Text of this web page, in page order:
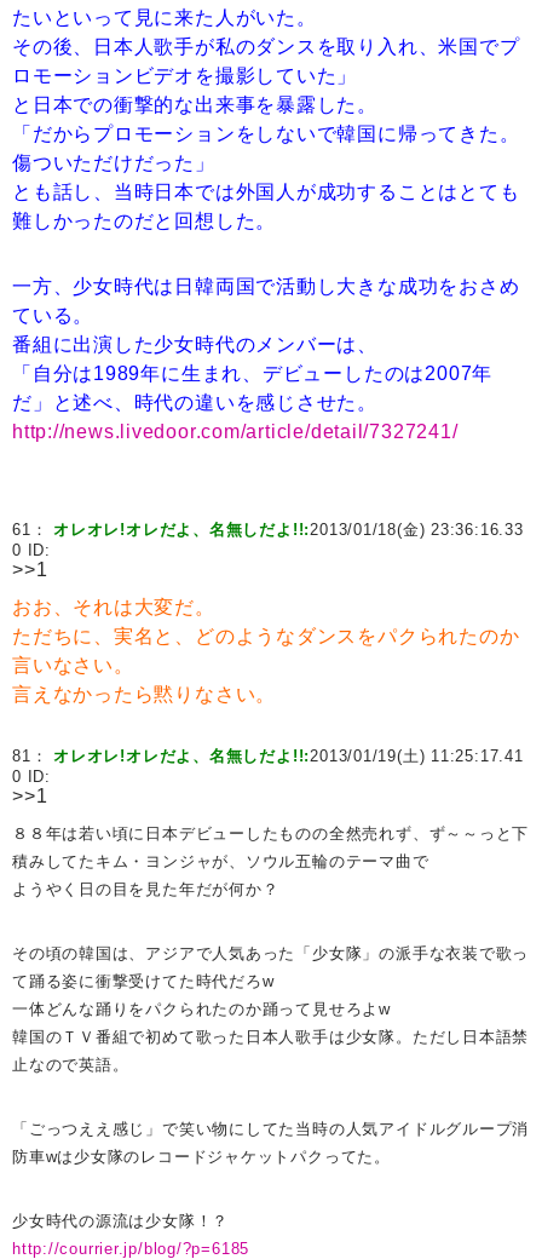
たいといって見に来た人がいた。
その後、日本人歌手が私のダンスを取り入れ、米国でプ
ロモーションビデオを撮影していた」
と日本での衝撃的な出来事を暴露した。
「だからプロモーションをしないで韓国に帰ってきた。
傷ついただけだった」
とも話し、当時日本では外国人が成功することはとても
難しかったのだと回想した。
一方、少女時代は日韓両国で活動し大きな成功をおさめ
ている。
番組に出演した少女時代のメンバーは、
「自分は1989年に生まれ、デビューしたのは2007年
だ」と述べ、時代の違いを感じさせた。
http://news.livedoor.com/article/detail/7327241/
61：オレオレ!オレだよ、名無しだよ!!:2013/01/18(金) 23:36:16.33
0 ID:
>>1
おお、それは大変だ。
ただちに、実名と、どのようなダンスをパクられたのか
言いなさい。
言えなかったら黙りなさい。
81：オレオレ!オレだよ、名無しだよ!!:2013/01/19(土) 11:25:17.41
0 ID:
>>1
８８年は若い頃に日本デビューしたものの全然売れず、ず～～っと下
積みしてたキム・ヨンジャが、ソウル五輪のテーマ曲で
ようやく日の目を見た年だが何か？
その頃の韓国は、アジアで人気あった「少女隊」の派手な衣装で歌っ
て踊る姿に衝撃受けてた時代だろw
一体どんな踊りをパクられたのか踊って見せろよw
韓国のＴＶ番組で初めて歌った日本人歌手は少女隊。ただし日本語禁
止なので英語。
「ごっつええ感じ」で笑い物にしてた当時の人気アイドルグループ消
防車wは少女隊のレコードジャケットパクってた。
少女時代の源流は少女隊！？
http://courrier.jp/blog/?p=6185